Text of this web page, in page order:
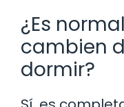
¿Es
cambien
dormir?